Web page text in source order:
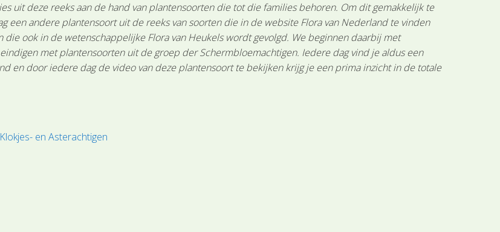
uit deze reeks aan de hand van plantensoorten die tot die families behoren. Om dit gemakkelijk te
een andere plantensoort uit de reeks van soorten die in de website Flora van Nederland te vinden
ook in de wetenschappelijke Flora van Heukels wordt gevolgd. We beginnen daarbij met
met plantensoorten uit de groep der Schermbloemachtigen. Iedere dag vind je aldus een
en door iedere dag de video van deze plantensoort te bekijken krijg je een prima inzicht in de totale
Klokjes- en Asterachtigen